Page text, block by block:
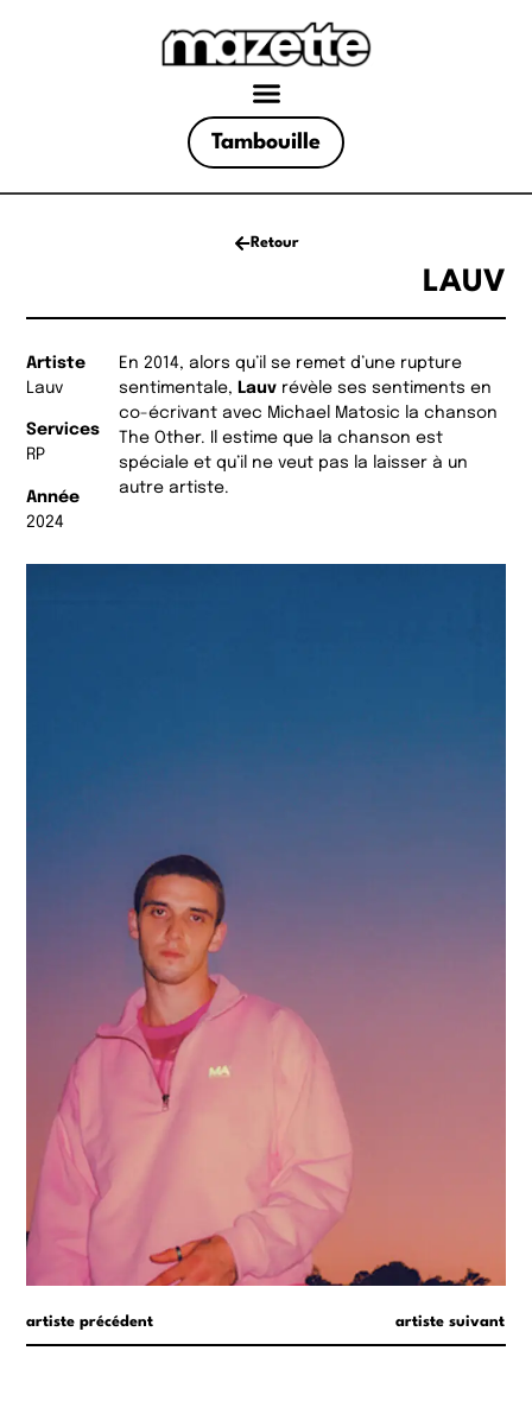
Tambouille
Retour
LAUV
Artiste
Lauv
Services
RP
Année
2024
En 2014, alors qu’il se remet d’une rupture
sentimentale, Lauv révèle ses sentiments en
co-écrivant avec Michael Matosic la chanson
The Other. Il estime que la chanson est
spéciale et qu’il ne veut pas la laisser à un
autre artiste.
artiste précédent artiste suivant